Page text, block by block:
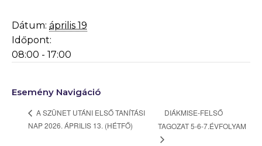
Dátum: április 19
Időpont:
08:00 - 17:00
Esemény Navigáció
A SZÜNET UTÁNI ELSŐ TANÍTÁSI
NAP 2026. ÁPRILIS 13. (HÉTFŐ)
DIÁKMISE-FELSŐ
TAGOZAT 5-6-7.ÉVFOLYAM